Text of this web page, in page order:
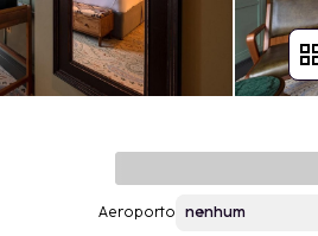
Aeroporto